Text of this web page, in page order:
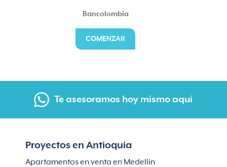
Bancolombia
COMENZAR
Te asesoramos hoy mismo aquí
Proyectos en Antioquia
Apartamentos en venta en Medellín